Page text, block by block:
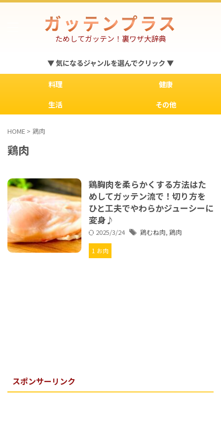
ガッテンプラス
ためしてガッテン！裏ワザ大辞典
▼ 気になるジャンルを選んでクリック ▼
料理
健康
生活
その他
HOME > 鶏肉
鶏肉
鶏胸肉を柔らかくする方法はた
めしてガッテン流で！切り方を
ひと工夫でやわらかジューシーに
変身♪
2025/3/24 鶏むね肉, 鶏肉
1 お肉
スポンサーリンク